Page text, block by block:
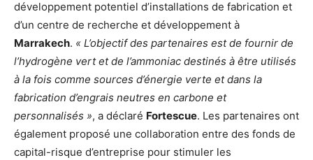
développement potentiel d’installations de fabrication et
d’un centre de recherche et développement à
Marrakech. « L’objectif des partenaires est de fournir de
l’hydrogène vert et de l’ammoniac destinés à être utilisés
à la fois comme sources d’énergie verte et dans la
fabrication d’engrais neutres en carbone et
personnalisés », a déclaré Fortescue. Les partenaires ont
également proposé une collaboration entre des fonds de
capital-risque d’entreprise pour stimuler les